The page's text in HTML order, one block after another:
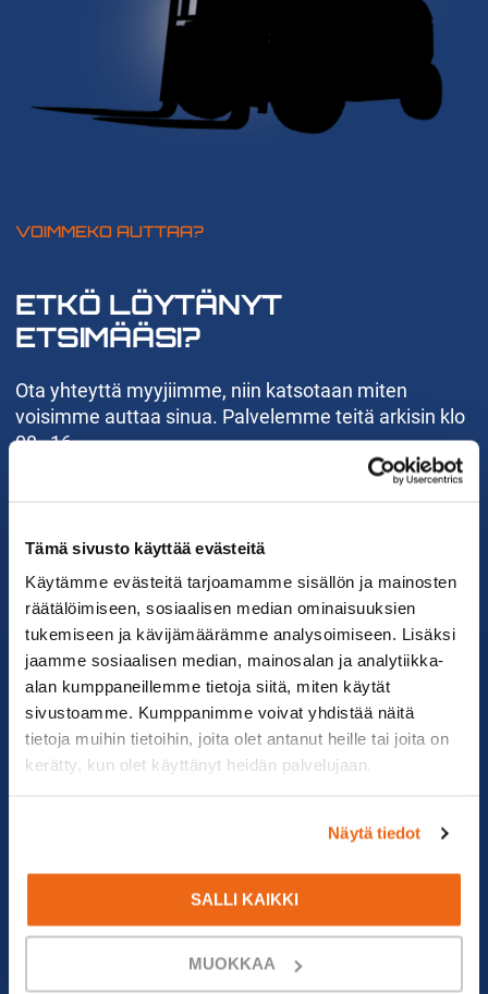
Tämä sivusto käyttää evästeitä
Käytämme evästeitä tarjoamamme sisällön ja mainosten
räätälöimiseen, sosiaalisen median ominaisuuksien
tukemiseen ja kävijämäärämme analysoimiseen. Lisäksi
jaamme sosiaalisen median, mainosalan ja analytiikka-
alan kumppaneillemme tietoja siitä, miten käytät
sivustoamme. Kumppanimme voivat yhdistää näitä
tietoja muihin tietoihin, joita olet antanut heille tai joita on
kerätty, kun olet käyttänyt heidän palvelujaan.
Näytä tiedot
SALLI KAIKKI
MUOKKAA
VOIMMEKO AUTTAA?
ETKÖ LÖYTÄNYT
ETSIMÄÄSI?
Ota yhteyttä myyjiimme, niin katsotaan miten
voisimme auttaa sinua. Palvelemme teitä arkisin klo
08–16.
010 279 1836
Gneissikuja 2
90620Oulu
Osinkotie 8
Ylöjärvi